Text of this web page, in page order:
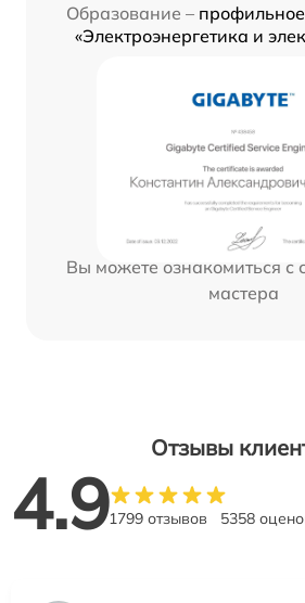
Образование –
«Электроэнергетика и
Вы можете ознакомиться с
мастера
Отзывы
4.91799 отзывов 5358